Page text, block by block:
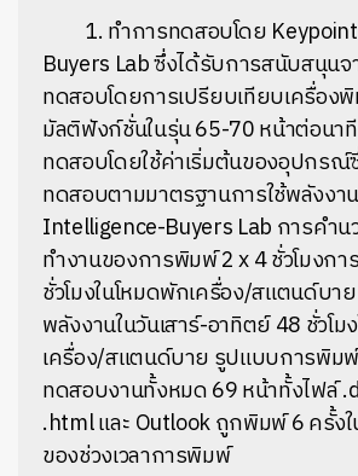
1. ทำการทดสอบโดย
Buyers Lab ซึ่งได้รับการสนับสนุนจ
ทดสอบโดยการเปรียบเทียบเครื่อง
มัลติฟังก์ชั่นในรุ่น 65-70 หน้าต่อนา
ทดสอบโดยใช้ค่าเริ่มต้นของอุปกรณ์
ทดสอบตามมาตรฐานการใช้พลังงา
Intelligence-Buyers Lab การคำ
ทำงานของการพิมพ์ 2 x 4 ชั่วโมงก
ชั่วโมงในโหมดพักเครื่อง/สแตนด์บา
พลังงานในวันเสาร์-อาทิตย์ 48 ชั่วโม
เครื่อง/สแตนด์บาย รูปแบบการพิม
ทดสอบงานทั้งหมด 69 หน้าทั้งไฟล์
.html และ Outlook ถูกพิมพ์ 6 ครั้งใ
ของช่วงเวลาการพิมพ์